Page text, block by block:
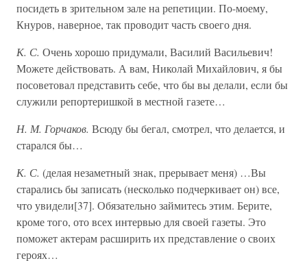
посидеть в зрительном зале на репетиции. По-моему,
Кнуров, наверное, так проводит часть своего дня.
К. С. Очень хорошо придумали, Василий Васильевич!
Можете действовать. А вам, Николай Михайлович, я бы
посоветовал представить себе, что бы вы делали, если бы
служили репортеришкой в местной газете…
Н. М. Горчаков. Всюду бы бегал, смотрел, что делается, и
старался бы…
К. С. (делая незаметный знак, прерывает меня) …Вы
старались бы записать (несколько подчеркивает он) все,
что увидели[37]. Обязательно займитесь этим. Берите,
кроме того, ото всех интервью для своей газеты. Это
поможет актерам расширить их представление о своих
героях…